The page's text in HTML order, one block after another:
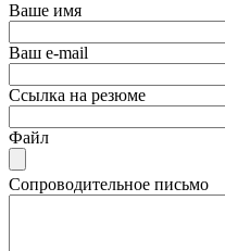
Ваше имя
Ваш e-mail
Ссылка на резюме
Файл
Сопроводительное письмо